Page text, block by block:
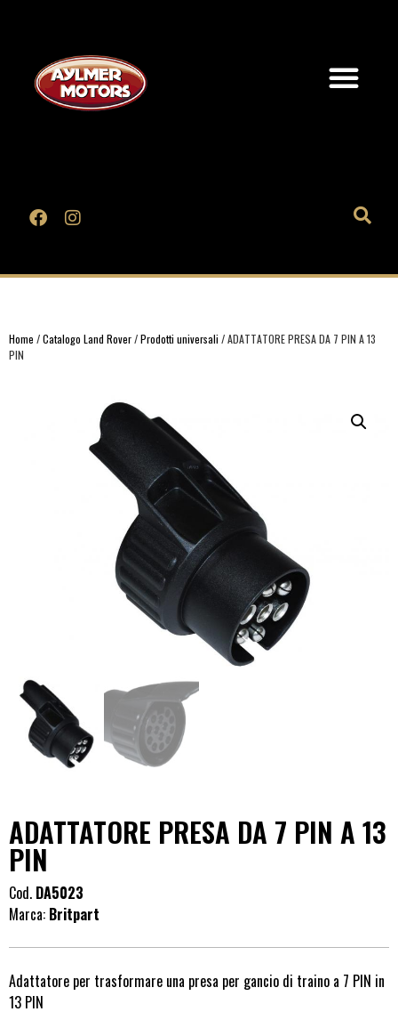
Home /Catalogo Land Rover/Prodotti universali / ADATTATORE PRESA DA 7 PIN A 13
PIN
ADATTATORE PRESA DA 7 PIN A 13
PIN
Cod. DA5023
Marca: Britpart
Adattatore per trasformare una presa per gancio di traino a 7 PIN in
13 PIN